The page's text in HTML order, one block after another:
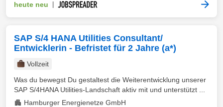
heute neu
SAP S/4 HANA Utilities Consultant/
Entwicklerin - Befristet für 2 Jahre (a*)
Vollzeit
Was du bewegst Du gestaltest die Weiterentwicklung unserer
SAP S/4HANA Utilities-Landschaft aktiv mit und unterstützt ...
Hamburger Energienetze GmbH